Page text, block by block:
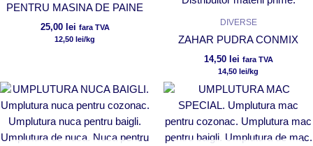
PENTRU MASINA DE PAINE
25,00 lei fara TVA
12,50 lei/kg
DIVERSE
ZAHAR PUDRA CONMIX
14,50 lei fara TVA
14,50 lei/kg